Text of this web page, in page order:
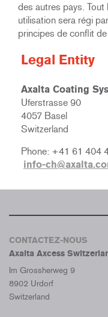
des autres pays.
utilisation sera régi
principes de conflit de
Legal Entity
Axalta Coating
Uferstrasse 90
4057 Basel
Switzerland
Phone: +41 61 404
info-
CONTACTEZ-NOUS
Axalta Axcess
Im Grossherweg 9
8902 Urdorf
Switzerland